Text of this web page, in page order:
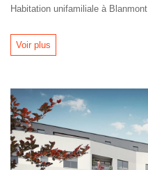
Habitation unifamiliale à Blanmont
Voir plus